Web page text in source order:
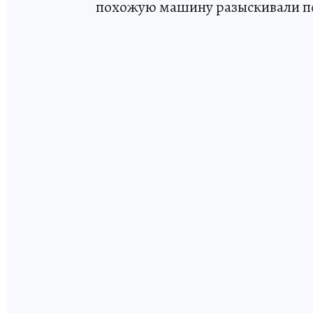
похожую машину разыскивали